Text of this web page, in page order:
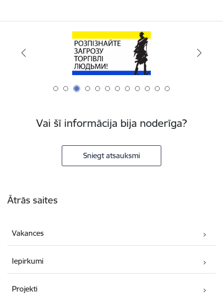
Vai šī informācija bija noderīga?
Sniegt atsauksmi
Ātrās saites
Vakances
Iepirkumi
Projekti